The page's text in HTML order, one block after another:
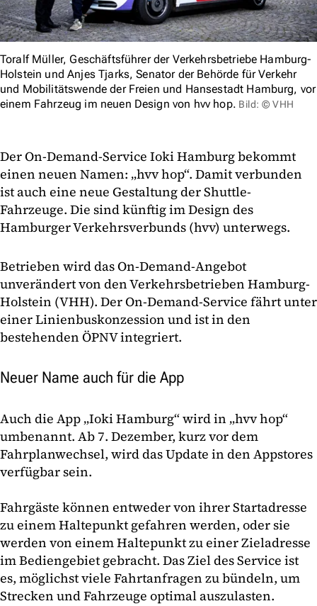
Toralf Müller, Geschäftsführer der Verkehrsbetriebe Hamburg-
Holstein und Anjes Tjarks, Senator der Behörde für Verkehr
und Mobilitätswende der Freien und Hansestadt Hamburg, vor
einem Fahrzeug im neuen Design von hvv hop. Bild: © VHH
Der On-Demand-Service Ioki Hamburg bekommt
einen neuen Namen: „hvv hop“. Damit verbunden
ist auch eine neue Gestaltung der Shuttle-
Fahrzeuge. Die sind künftig im Design des
Hamburger Verkehrsverbunds (hvv) unterwegs.
Betrieben wird das On-Demand-Angebot
unverändert von den Verkehrsbetrieben Hamburg-
Holstein (VHH). Der On-Demand-Service fährt unter
einer Linienbuskonzession und ist in den
bestehenden ÖPNV integriert.
Neuer Name auch für die App
Auch die App „Ioki Hamburg“ wird in „hvv hop“
umbenannt. Ab 7. Dezember, kurz vor dem
Fahrplanwechsel, wird das Update in den Appstores
verfügbar sein.
Fahrgäste können entweder von ihrer Startadresse
zu einem Haltepunkt gefahren werden, oder sie
werden von einem Haltepunkt zu einer Zieladresse
im Bediengebiet gebracht. Das Ziel des Service ist
es, möglichst viele Fahrtanfragen zu bündeln, um
Strecken und Fahrzeuge optimal auszulasten.